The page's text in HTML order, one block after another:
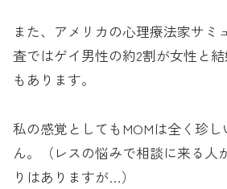
また、アメリカの心理療法家サミ
査ではゲイ男性の約2割が女性と
もあります。
私の感覚としてもMOMは全く珍
ん。（レスの悩みで相談に来る人
りはありますが…）